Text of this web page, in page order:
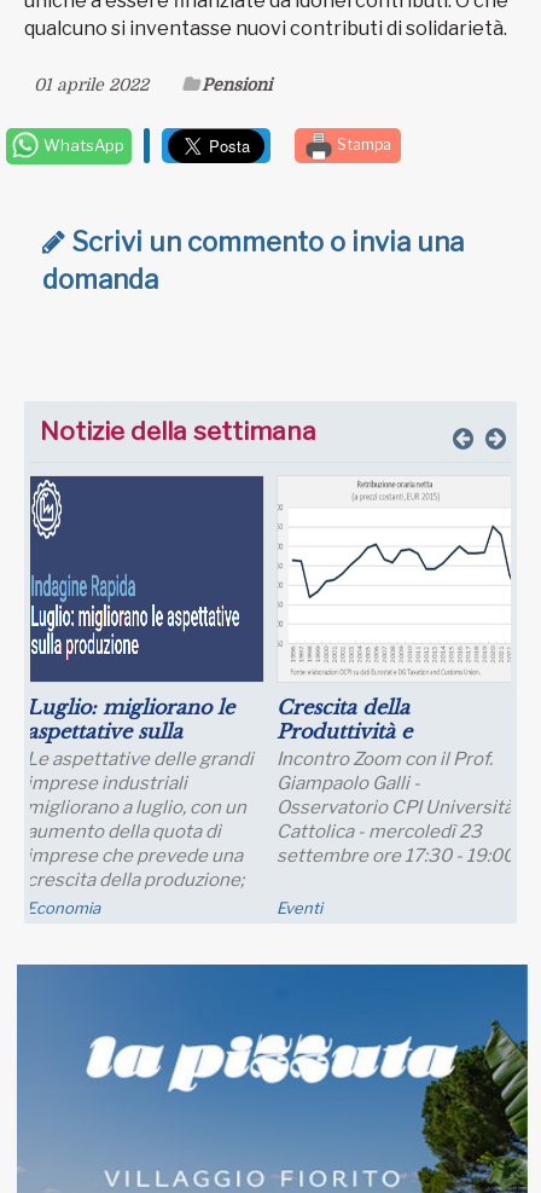
qualcuno si inventasse nuovi contributi di solidarietà.
01 aprile 2022 Pensioni
WhatsApp Stampa
Scrivi un commento o invia una
domanda
Notizie della settimana
Luglio: migliorano le
aspettative sulla
produzione
Le aspettative delle grandi
imprese industriali
migliorano a luglio, con un
aumento della quota di
imprese che prevede una
crescita della produzione;
nei..
Economia
Crescita della
Produttività e
Prospettive Salariali
Incontro Zoom con il Prof.
Giampaolo Galli -
Osservatorio CPI Università
Cattolica - mercoledì 23
settembre ore 17:30 - 19:00
Eventi